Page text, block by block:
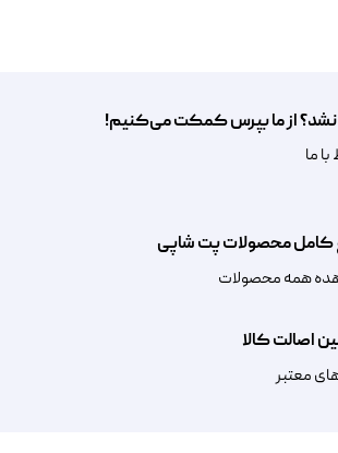
اصالت کالا
معتبر​​​​​​​
کامل محصولات پت شاپی
همه محصولات
نشد؟ از ما بپرس کمکت می‌کنیم!
با ما